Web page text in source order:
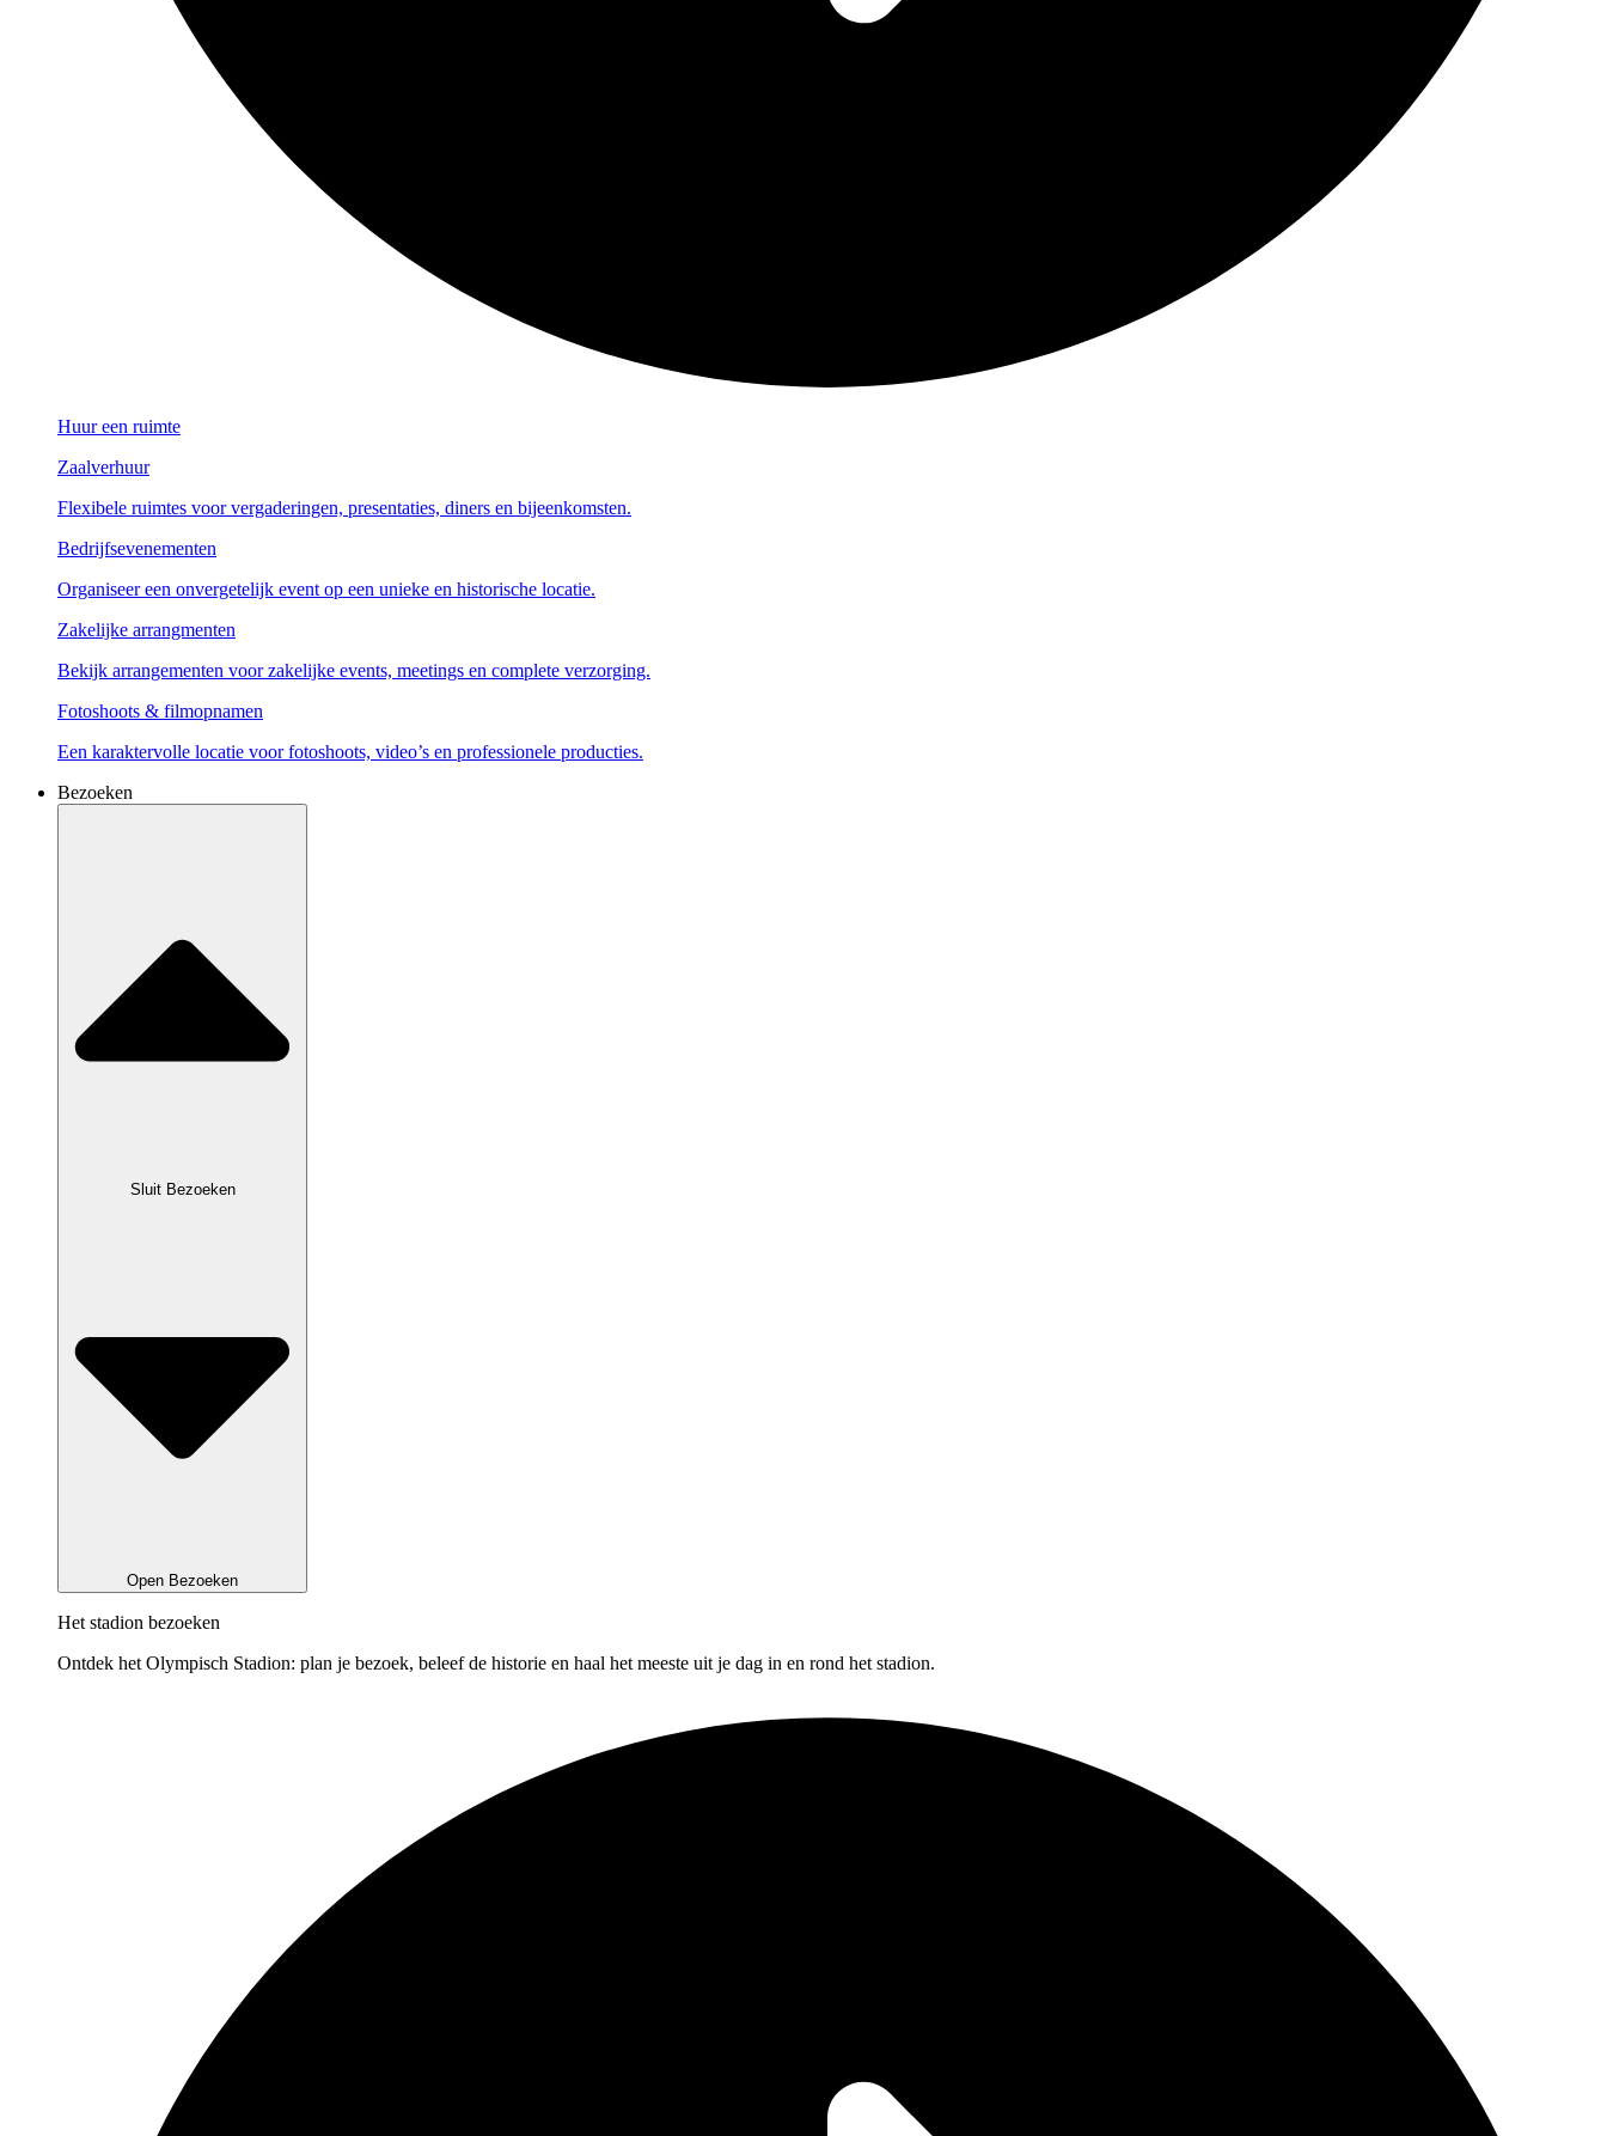
Huur een ruimte
Zaalverhuur
Flexibele ruimtes voor vergaderingen, presentaties, diners en bijeenkomsten.
Bedrijfsevenementen
Organiseer een onvergetelijk event op een unieke en historische locatie.
Zakelijke arrangmenten
Bekijk arrangementen voor zakelijke events, meetings en complete verzorging.
Fotoshoots & filmopnamen
Een karaktervolle locatie voor fotoshoots, video’s en professionele producties.
Bezoeken
Sluit Bezoeken
Open Bezoeken
Het stadion bezoeken
Ontdek het Olympisch Stadion: plan je bezoek, beleef de historie en haal het meeste uit je dag in en rond het stadion.